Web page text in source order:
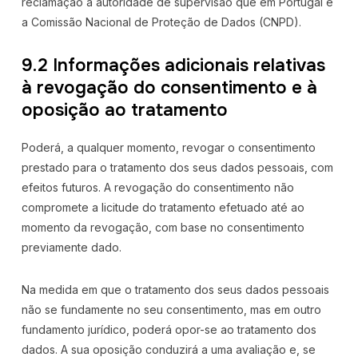
a Comissão Nacional de Proteção de Dados (CNPD).
9.2 Informações adicionais relativas
à revogação do consentimento e à
oposição ao tratamento
Poderá, a qualquer momento, revogar o consentimento
prestado para o tratamento dos seus dados pessoais, com
efeitos futuros. A revogação do consentimento não
compromete a licitude do tratamento efetuado até ao
momento da revogação, com base no consentimento
previamente dado.
Na medida em que o tratamento dos seus dados pessoais
não se fundamente no seu consentimento, mas em outro
fundamento jurídico, poderá opor-se ao tratamento dos
dados. A sua oposição conduzirá a uma avaliação e, se